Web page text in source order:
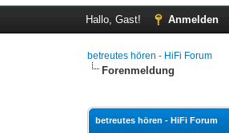
Hallo, Gast! Anmelden
betreutes hören - HiFi Forum
Forenmeldung
betreutes hören - HiFi Forum